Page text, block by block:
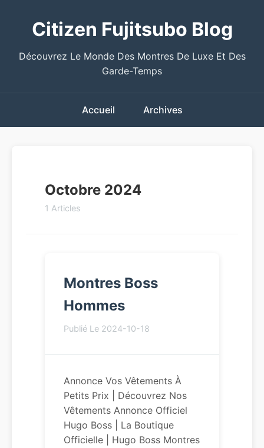
Citizen Fujitsubo Blog
Découvrez Le Monde Des Montres De Luxe Et Des
Garde-Temps
Accueil Archives
Octobre 2024
1 Articles
Montres Boss
Hommes
Publié Le 2024-10-18
Annonce Vos Vêtements À
Petits Prix | Découvrez Nos
Vêtements Annonce Officiel
Hugo Boss | La Boutique
Officielle | Hugo Boss Montres